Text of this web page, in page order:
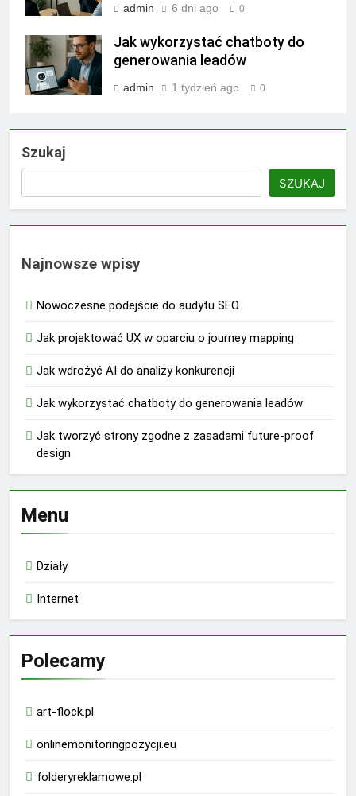
admin 6 dni ago 0
Jak wykorzystać chatboty do
generowania leadów
admin 1 tydzień ago 0
Szukaj
SZUKAJ
Najnowsze wpisy
Nowoczesne podejście do audytu SEO
Jak projektować UX w oparciu o journey mapping
Jak wdrożyć AI do analizy konkurencji
Jak wykorzystać chatboty do generowania leadów
Jak tworzyć strony zgodne z zasadami future-proof
design
Menu
Działy
Internet
Polecamy
art-flock.pl
onlinemonitoringpozycji.eu
folderyreklamowe.pl